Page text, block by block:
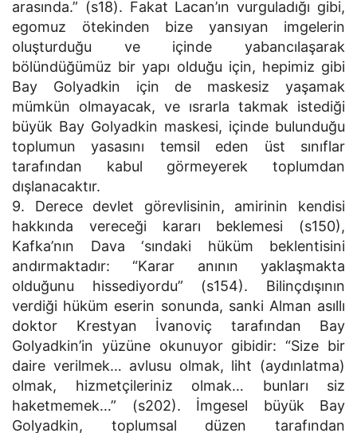
arasında.” (s18). Fakat Lacan’ın vurguladığı gibi,
egomuz ötekinden bize yansıyan imgelerin
oluşturduğu ve içinde yabancılaşarak
bölündüğümüz bir yapı olduğu için, hepimiz gibi
Bay Golyadkin için de maskesiz yaşamak
mümkün olmayacak, ve ısrarla takmak istediği
büyük Bay Golyadkin maskesi, içinde bulunduğu
toplumun yasasını temsil eden üst sınıflar
tarafından kabul görmeyerek toplumdan
dışlanacaktır.
9. Derece devlet görevlisinin, amirinin kendisi
hakkında vereceği kararı beklemesi (s150),
Kafka’nın Dava ‘sındaki hüküm beklentisini
andırmaktadır: “Karar anının yaklaşmakta
olduğunu hissediyordu” (s154). Bilinçdışının
verdiği hüküm eserin sonunda, sanki Alman asıllı
doktor Krestyan İvanoviç tarafından Bay
Golyadkin’in yüzüne okunuyor gibidir: “Size bir
daire verilmek… avlusu olmak, liht (aydınlatma)
olmak, hizmetçileriniz olmak… bunları siz
haketmemek…” (s202). İmgesel büyük Bay
Golyadkin, toplumsal düzen tarafından